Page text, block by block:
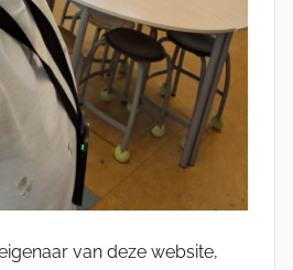
van deze website,